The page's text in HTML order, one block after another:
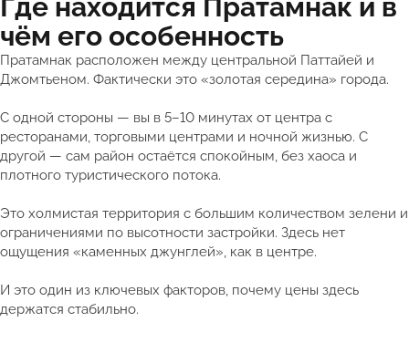
Где находится Пратамнак и в
чём его особенность
Пратамнак расположен между центральной Паттайей и
Джомтьеном. Фактически это «золотая середина» города.
С одной стороны — вы в 5–10 минутах от центра с
ресторанами, торговыми центрами и ночной жизнью. С
другой — сам район остаётся спокойным, без хаоса и
плотного туристического потока.
Это холмистая территория с большим количеством зелени и
ограничениями по высотности застройки. Здесь нет
ощущения «каменных джунглей», как в центре.
И это один из ключевых факторов, почему цены здесь
держатся стабильно.